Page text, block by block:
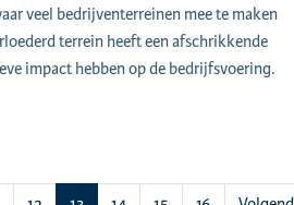
veel bedrijventerreinen mee te maken
terrein heeft een afschrikkende
impact hebben op de bedrijfsvoering.